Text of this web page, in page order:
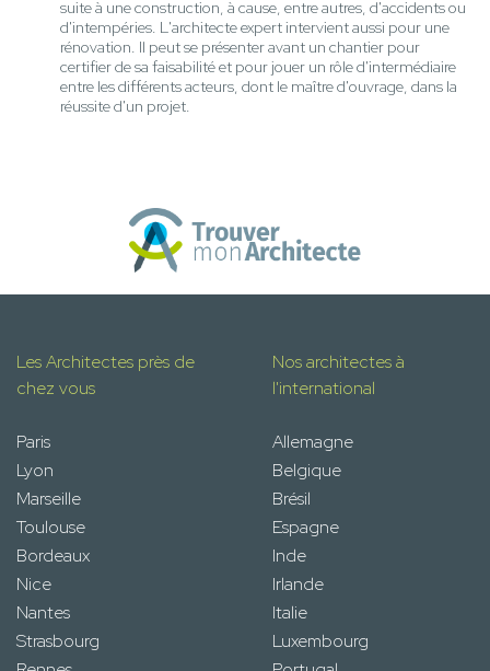
suite à une construction, à cause, entre autres, d'accidents ou
d'intempéries. L'architecte expert intervient aussi pour une
rénovation. Il peut se présenter avant un chantier pour
certifier de sa faisabilité et pour jouer un rôle d'intermédiaire
entre les différents acteurs, dont le maître d'ouvrage, dans la
réussite d'un projet.
Les Architectes près de
chez vous
Paris
Lyon
Marseille
Toulouse
Bordeaux
Nice
Nantes
Strasbourg
Nos architectes à
l'international
Allemagne
Belgique
Brésil
Espagne
Inde
Irlande
Italie
Luxembourg